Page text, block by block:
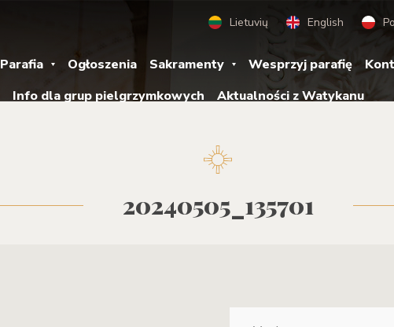
Lietuvių English
Parafia Ogłoszenia Sakramenty Wesprzyj parafię
Info dla grup pielgrzymkowych
Aktualności z Watykanu
20240505_135701